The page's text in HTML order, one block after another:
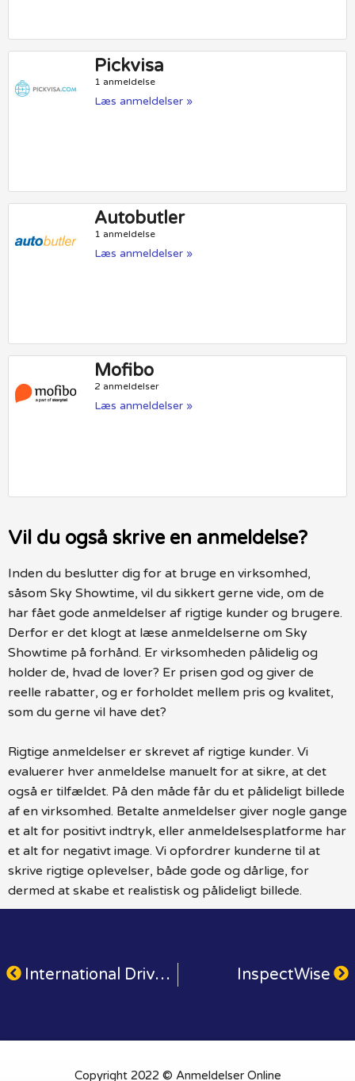
Pickvisa
1 anmeldelse
Læs anmeldelser »
Autobutler
1 anmeldelse
Læs anmeldelser »
Mofibo
2 anmeldelser
Læs anmeldelser »
Vil du også skrive en anmeldelse?
Inden du beslutter dig for at bruge en virksomhed,
såsom Sky Showtime, vil du sikkert gerne vide, om de
har fået gode anmeldelser af rigtige kunder og brugere.
Derfor er det klogt at læse anmeldelserne om Sky
Showtime på forhånd. Er virksomheden pålidelig og
holder de, hvad de lover? Er prisen god og giver de
reelle rabatter, og er forholdet mellem pris og kvalitet,
som du gerne vil have det?
Rigtige anmeldelser er skrevet af rigtige kunder. Vi
evaluerer hver anmeldelse manuelt for at sikre, at det
også er tilfældet. På den måde får du et pålideligt billede
af en virksomhed. Betalte anmeldelser giver nogle gange
et alt for positivt indtryk, eller anmeldelsesplatforme har
et alt for negativt image. Vi opfordrer kunderne til at
skrive rigtige oplevelser, både gode og dårlige, for
dermed at skabe et realistisk og pålideligt billede.
International Drivers Association InspectWise
Copyright 2022 © Anmeldelser Online